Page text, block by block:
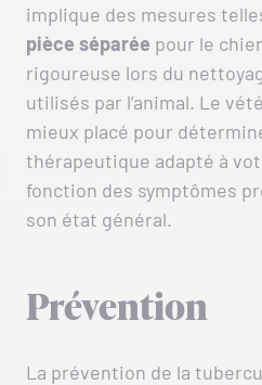
implique des mesures
pièce séparée pour le
rigoureuse lors du
utilisés par l’animal. Le
mieux placé pour
thérapeutique adapté à
fonction des symptômes
son état général.
Prévention
La prévention de la